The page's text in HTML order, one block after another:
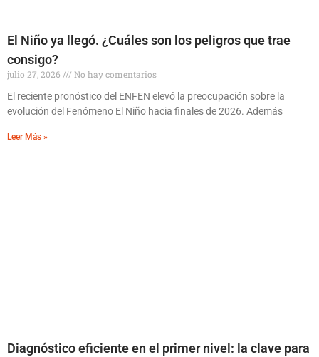
El Niño ya llegó. ¿Cuáles son los peligros que trae
consigo?
julio 27, 2026
No hay comentarios
El reciente pronóstico del ENFEN elevó la preocupación sobre la
evolución del Fenómeno El Niño hacia finales de 2026. Además
Leer Más »
Diagnóstico eficiente en el primer nivel: la clave para